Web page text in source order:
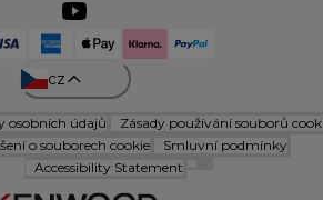
cz
osobních údajů
Zásady používání souborů
o souborech cookie
Smluvní podmínky
Accessibility Statement